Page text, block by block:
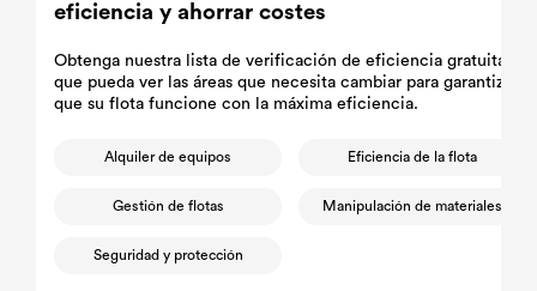
eficiencia y ahorrar costes
Obtenga nuestra lista de verificación de eficiencia gratuita
que pueda ver las áreas que necesita cambiar para garantizar
que su flota funcione con la máxima eficiencia.
Alquiler de equipos Eficiencia de la flota
Gestión de flotas Manipulación de materiales
Seguridad y protección